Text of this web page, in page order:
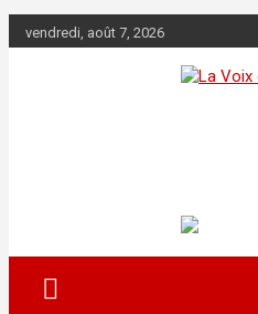
au
vendredi, août 7, 2026